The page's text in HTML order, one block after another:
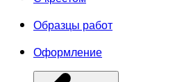
Образцы работ
Оформление